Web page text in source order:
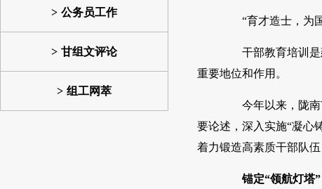
公务员工作
甘组文评论
组工网萃
“育才造士，为
干部教育培训是建
重要地位和作用。
今年以来，陇南市
要论述，深入实施“凝心
着力锻造高素质干部队
锚定“领航灯塔”